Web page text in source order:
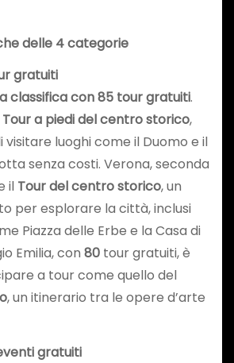
delle 4 categorie
gratuiti
classifica con 85 tour gratuiti.
Tour a piedi del centro storico,
luoghi come il Duomo e il
senza costi. Verona, seconda
il Tour del centro storico, un
per esplorare la città, inclusi
Piazza delle Erbe e la Casa di
Emilia, con 80tour gratuiti, è
a tour come quello del
, un itinerario tra le opere d’arte
gratuiti